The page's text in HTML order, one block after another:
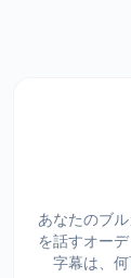
あなたのブ
を話すオー
字幕は、